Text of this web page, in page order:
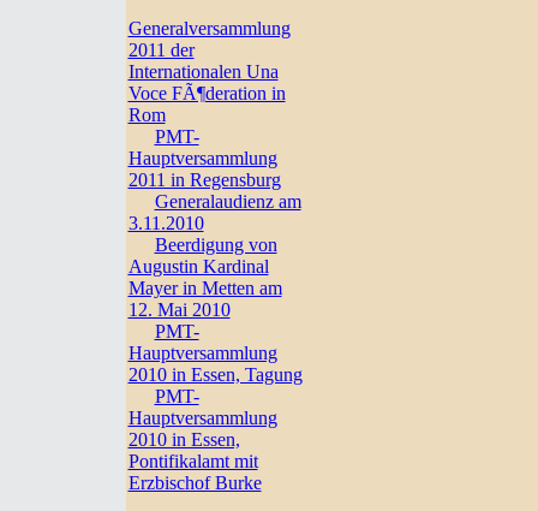
Generalversammlung
2011 der
Internationalen Una
Voce FÃ¶deration in
Rom
PMT-
Hauptversammlung
2011 in Regensburg
Generalaudienz am
3.11.2010
Beerdigung von
Augustin Kardinal
Mayer in Metten am
12. Mai 2010
PMT-
Hauptversammlung
2010 in Essen, Tagung
PMT-
Hauptversammlung
2010 in Essen,
Pontifikalamt mit
Erzbischof Burke